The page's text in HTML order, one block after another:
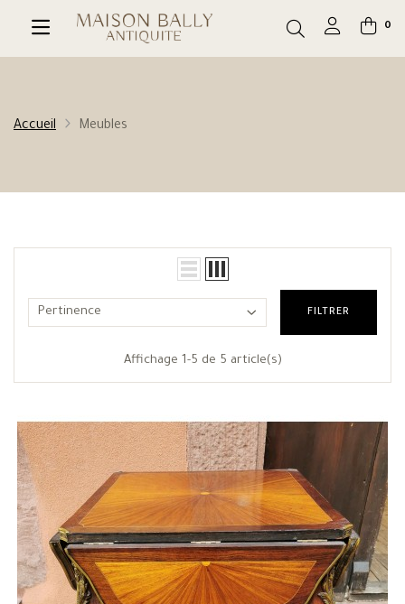
0
Accueil Meubles
Pertinence FILTRER
Affichage 1-5 de 5 article(s)